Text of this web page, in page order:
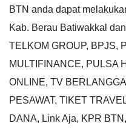
BTN anda dapat
Kab. Berau Batiwakkal
TELKOM GROUP, BPJS,
MULTIFINANCE, PULSA
ONLINE, TV
PESAWAT, TIKET
DANA, Link Aja, KPR